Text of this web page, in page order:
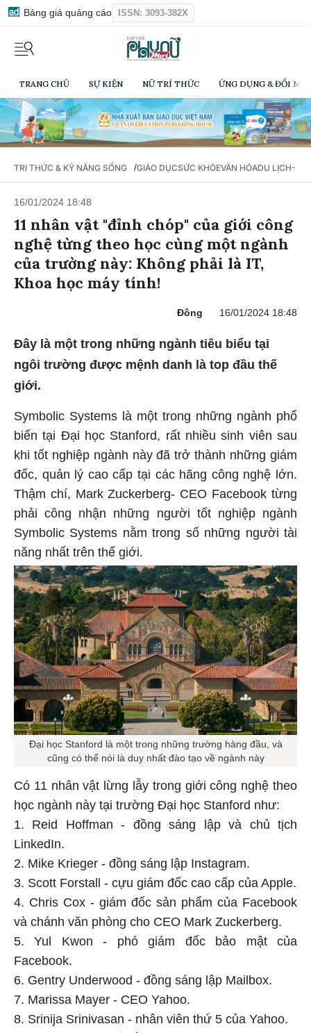
Bảng giá quảng cáo ISSN: 3093-382X
TRANG CHỦ SỰ KIỆN NỮ TRÍ THỨC ỨNG DỤNG & ĐỔI
TRI THỨC & KỸ NĂNG SỐNG /GIÁO DỤCSỨC KHỎEVĂN HÓADU LỊCH-
16/01/2024 18:48
11 nhân vật "đỉnh chóp" của giới công
nghệ từng theo học cùng một ngành
của trường này: Không phải là IT,
Khoa học máy tính!
Đông 16/01/2024 18:48
Đây là một trong những ngành tiêu biểu tại
ngôi trường được mệnh danh là top đầu thế
giới.
Symbolic Systems là một trong những ngành phổ
biến tại Đại học Stanford, rất nhiều sinh viên sau
khi tốt nghiệp ngành này đã trở thành những giám
đốc, quản lý cao cấp tại các hãng công nghệ lớn.
Thậm chí, Mark Zuckerberg- CEO Facebook từng
phải công nhận những người tốt nghiệp ngành
Symbolic Systems nằm trong số những người tài
năng nhất trên thế giới.
Đại học Stanford là một trong những trường hàng đầu, và
cũng có thể nói là duy nhất đào tạo về ngành này
Có 11 nhân vật lừng lẫy trong giới công nghệ theo
học ngành này tại trường Đại học Stanford như:
1. Reid Hoffman - đồng sáng lập và chủ tịch
LinkedIn.
2. Mike Krieger - đồng sáng lập Instagram.
3. Scott Forstall - cựu giám đốc cao cấp của Apple.
4. Chris Cox - giám đốc sản phẩm của Facebook
và chánh văn phòng cho CEO Mark Zuckerberg.
5. Yul Kwon - phó giám đốc bảo mật của
Facebook.
6. Gentry Underwood - đồng sáng lập Mailbox.
7. Marissa Mayer - CEO Yahoo.
8. Srinija Srinivasan - nhân viên thứ 5 của Yahoo.